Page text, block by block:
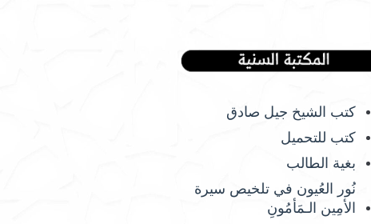
كتب الشيخ جيل صادق
كتب للتحميل
بغية الطالب
نُور العُيون في تلخيص سيرة
الأمِين الـمَأمُونِ